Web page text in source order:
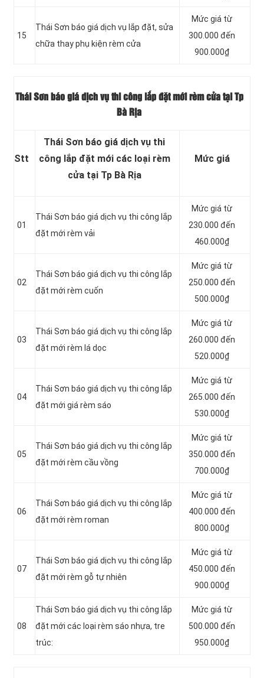
15
Thái Sơn báo giá dịch vụ lắp đặt, sửa
chữa thay phụ kiện rèm cửa
Mức giá từ
300.000 đến
900.000₫
Thái Sơn báo giá dịch vụ thi công lắp đặt mới rèm cửa tại Tp
Bà Rịa
Stt
Thái Sơn báo giá dịch vụ thi
công lắp đặt mới các loại rèm
cửa tại Tp Bà Rịa
Mức giá
01
Thái Sơn báo giá dịch vụ thi công lắp
đặt mới rèm vải
Mức giá từ
230.000 đến
460.000₫
02
Thái Sơn báo giá dịch vụ thi công lắp
đặt mới rèm cuốn
Mức giá từ
250.000 đến
500.000₫
03
Thái Sơn báo giá dịch vụ thi công lắp
đặt mới rèm lá dọc
Mức giá từ
260.000 đến
520.000₫
04
Thái Sơn báo giá dịch vụ thi công lắp
đặt mới giá rèm sáo
Mức giá từ
265.000 đến
530.000₫
05
Thái Sơn báo giá dịch vụ thi công lắp
đặt mới rèm cầu vồng
Mức giá từ
350.000 đến
700.000₫
06
Thái Sơn báo giá dịch vụ thi công lắp
đặt mới rèm roman
Mức giá từ
400.000 đến
800.000₫
07
Thái Sơn báo giá dịch vụ thi công lắp
đặt mới rèm gỗ tự nhiên
Mức giá từ
450.000 đến
900.000₫
08
Thái Sơn báo giá dịch vụ thi công lắp
đặt mới các loại rèm sáo nhựa, tre
trúc:
Mức giá từ
500.000 đến
950.000₫